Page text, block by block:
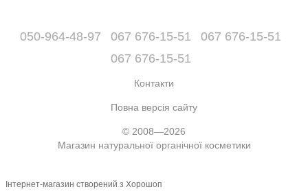
050-964-48-97 067 676-15-51
067 676-15-51
067 676-15-51
Контакти
Повна версія сайту
© 2008—2026
Магазин натуральної органічної косметики
Інтернет-магазин створений з Хорошоп